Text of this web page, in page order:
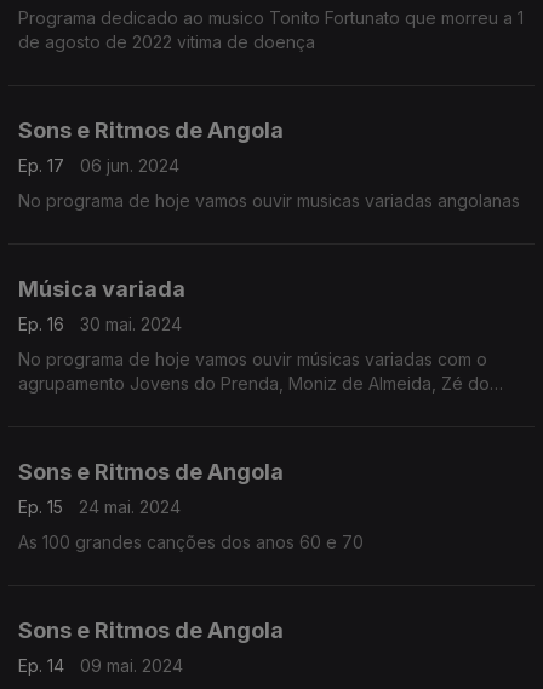
Programa dedicado ao musico Tonito Fortunato que morreu a 1
de agosto de 2022 vitima de doença
Sons e Ritmos de Angola
Ep. 17
06 jun. 2024
No programa de hoje vamos ouvir musicas variadas angolanas
Música variada
Ep. 16
30 mai. 2024
No programa de hoje vamos ouvir músicas variadas com o
agrupamento Jovens do Prenda, Moniz de Almeida, Zé do
Sons e Ritmos de Angola
Ep. 15
24 mai. 2024
As 100 grandes canções dos anos 60 e 70
Sons e Ritmos de Angola
Ep. 14
09 mai. 2024